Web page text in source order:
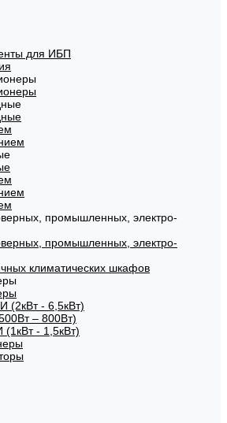
для ИБП
промышленных, электро-
промышленных, электро-
климатических шкафов
- 6,5кВт)
– 800Вт)
- 1,5кВт)